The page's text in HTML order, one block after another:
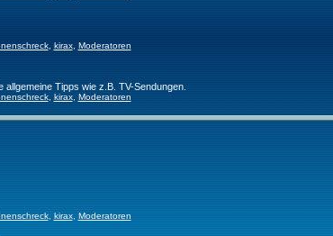
, kirax, Moderatoren
Tipps wie z.B. TV-Sendungen.
, kirax, Moderatoren
, kirax, Moderatoren